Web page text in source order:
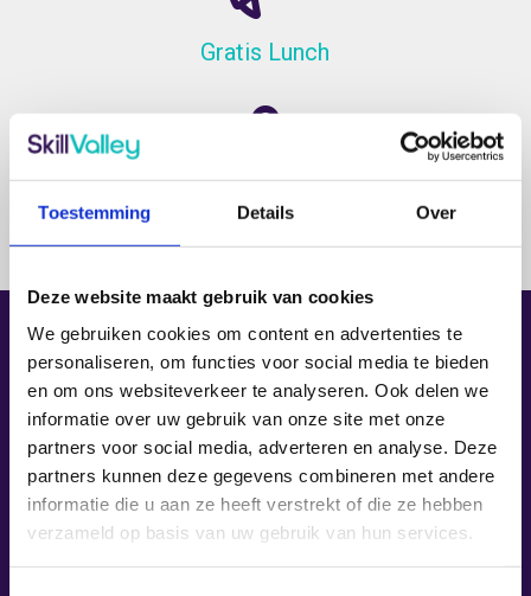
Toestemming Details Over
Deze website maakt gebruik van cookies
We gebruiken cookies om content en advertenties te
personaliseren, om functies voor social media te bieden
en om ons websiteverkeer te analyseren. Ook delen we
informatie over uw gebruik van onze site met onze
partners voor social media, adverteren en analyse. Deze
partners kunnen deze gegevens combineren met andere
informatie die u aan ze heeft verstrekt of die ze hebben
verzameld op basis van uw gebruik van hun services.
Gratis Lunch
Inclusief lesmaterialen
Wat is Microsoft
Project?
Voor wie is deze
training?